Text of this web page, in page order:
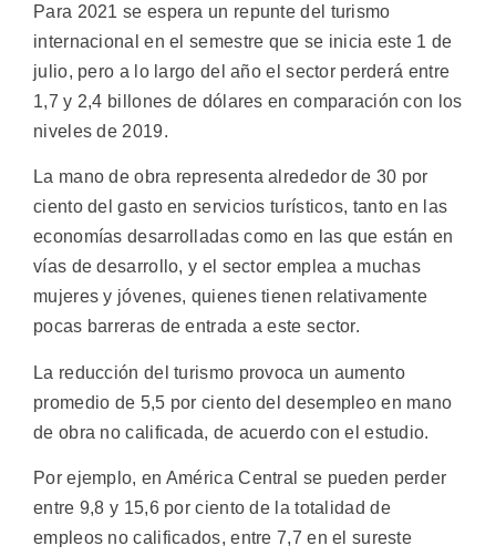
Para 2021 se espera un repunte del turismo
internacional en el semestre que se inicia este 1 de
julio, pero a lo largo del año el sector perderá entre
1,7 y 2,4 billones de dólares en comparación con los
niveles de 2019.
La mano de obra representa alrededor de 30 por
ciento del gasto en servicios turísticos, tanto en las
economías desarrolladas como en las que están en
vías de desarrollo, y el sector emplea a muchas
mujeres y jóvenes, quienes tienen relativamente
pocas barreras de entrada a este sector.
La reducción del turismo provoca un aumento
promedio de 5,5 por ciento del desempleo en mano
de obra no calificada, de acuerdo con el estudio.
Por ejemplo, en América Central se pueden perder
entre 9,8 y 15,6 por ciento de la totalidad de
empleos no calificados, entre 7,7 en el sureste